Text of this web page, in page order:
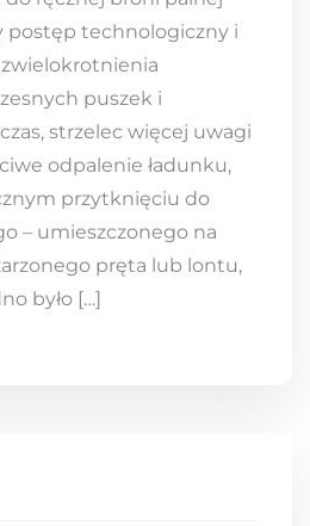
postęp technologiczny i
zwielokrotnienia
puszek i
strzelec więcej uwagi
odpalenie ładunku,
przytknięciu do
– umieszczonego na
pręta lub lontu,
było […]